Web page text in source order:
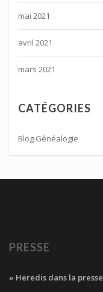
mai 2021
avril 2021
mars 2021
CATÉGORIES
Blog Généalogie
PRESSE
» Heredis dans la presse